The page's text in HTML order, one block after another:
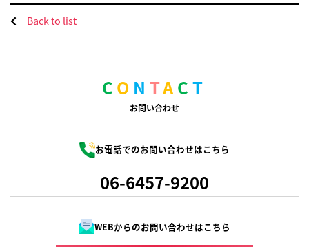
Back to list
C O N TA CT
お問い合わせ
お電話でのお問い合わせはこちら
06-6457-9200
WEBからのお問い合わせはこちら